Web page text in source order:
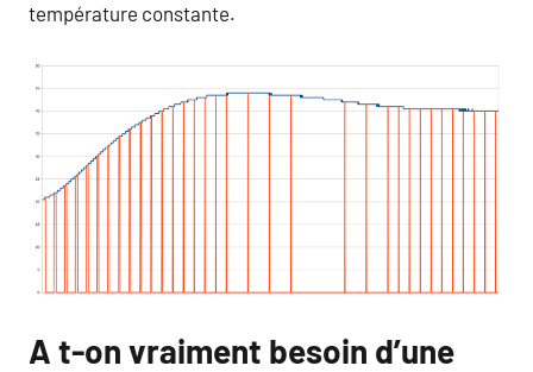
température constante.
A t-on vraiment besoin d’une